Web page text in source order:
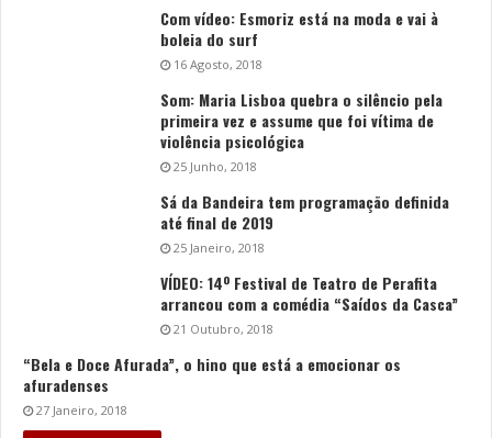
Com vídeo: Esmoriz está na moda e vai à
boleia do surf
16 Agosto, 2018
Som: Maria Lisboa quebra o silêncio pela
primeira vez e assume que foi vítima de
violência psicológica
25 Junho, 2018
Sá da Bandeira tem programação definida
até final de 2019
25 Janeiro, 2018
VÍDEO: 14º Festival de Teatro de Perafita
arrancou com a comédia “Saídos da Casca”
21 Outubro, 2018
“Bela e Doce Afurada”, o hino que está a emocionar os
afuradenses
27 Janeiro, 2018